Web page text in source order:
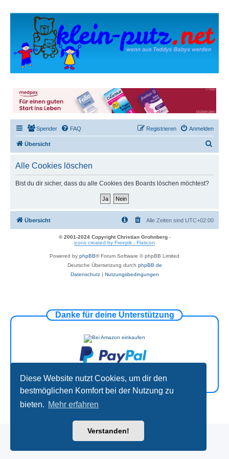
Diese Website nutzt Cookies, um dir den
bestmöglichen Komfort bei der Nutzung zu
bieten. Mehr erfahren
Verstanden!
Spender FAQ Anmelden
Registrieren
Übersicht
Alle Cookies löschen
Bist du dir sicher, dass du alle Cookies des Boards löschen möchtest?
Übersicht Alle Zeiten sind UTC+02:00
© 2001-2024 Copyright Christian Grohnberg-
icons created by Freepik - Flaticon
Powered by phpBB® Forum Software © phpBB Limited
Deutsche Übersetzung durch phpBB.de
Datenschutz| Nutzungsbedingungen
Danke für deine Unterstützung